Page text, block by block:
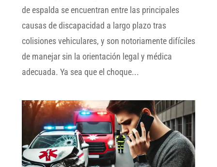
de espalda se encuentran entre las principales
causas de discapacidad a largo plazo tras
colisiones vehiculares, y son notoriamente difíciles
de manejar sin la orientación legal y médica
adecuada. Ya sea que el choque...